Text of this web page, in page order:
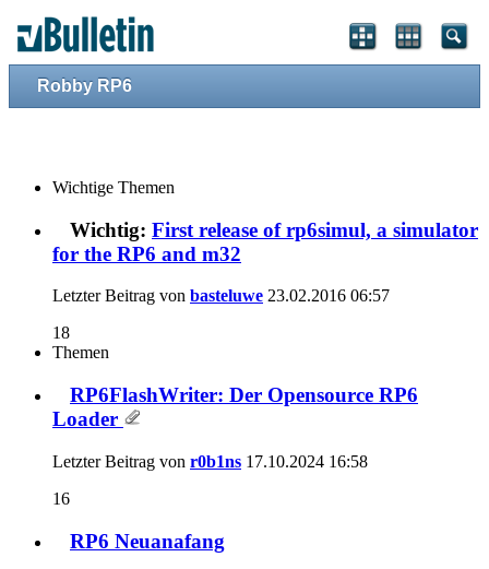
Robby RP6
Wichtige Themen
Wichtig: First release of rp6simul, a simulator
for the RP6 and m32
Letzter Beitrag von basteluwe 23.02.2016 06:57
18
Themen
RP6FlashWriter: Der Opensource RP6
Loader
Letzter Beitrag von r0b1ns 17.10.2024 16:58
16
RP6 Neuanafang